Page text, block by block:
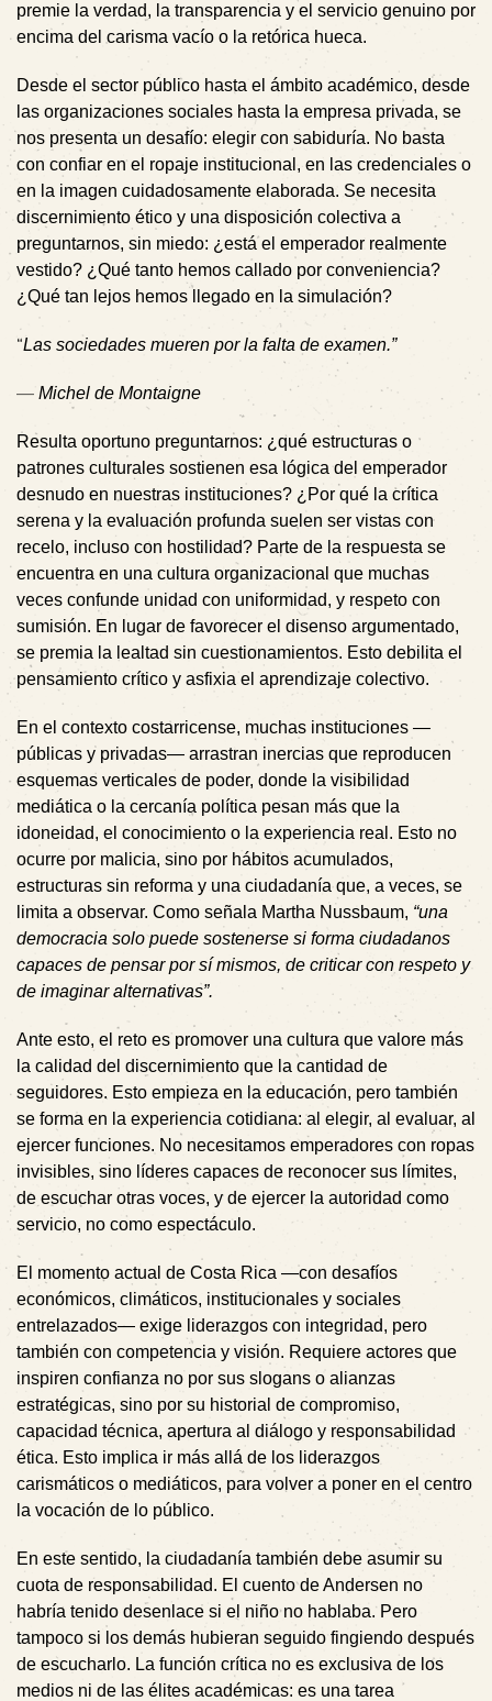
premie la verdad, la transparencia y el servicio genuino por
encima del carisma vacío o la retórica hueca.
Desde el sector público hasta el ámbito académico, desde
las organizaciones sociales hasta la empresa privada, se
nos presenta un desafío: elegir con sabiduría. No basta
con confiar en el ropaje institucional, en las credenciales o
en la imagen cuidadosamente elaborada. Se necesita
discernimiento ético y una disposición colectiva a
preguntarnos, sin miedo: ¿está el emperador realmente
vestido? ¿Qué tanto hemos callado por conveniencia?
¿Qué tan lejos hemos llegado en la simulación?
“Las sociedades mueren por la falta de examen.”
— Michel de Montaigne
Resulta oportuno preguntarnos: ¿qué estructuras o
patrones culturales sostienen esa lógica del emperador
desnudo en nuestras instituciones? ¿Por qué la crítica
serena y la evaluación profunda suelen ser vistas con
recelo, incluso con hostilidad? Parte de la respuesta se
encuentra en una cultura organizacional que muchas
veces confunde unidad con uniformidad, y respeto con
sumisión. En lugar de favorecer el disenso argumentado,
se premia la lealtad sin cuestionamientos. Esto debilita el
pensamiento crítico y asfixia el aprendizaje colectivo.
En el contexto costarricense, muchas instituciones —
públicas y privadas— arrastran inercias que reproducen
esquemas verticales de poder, donde la visibilidad
mediática o la cercanía política pesan más que la
idoneidad, el conocimiento o la experiencia real. Esto no
ocurre por malicia, sino por hábitos acumulados,
estructuras sin reforma y una ciudadanía que, a veces, se
limita a observar. Como señala Martha Nussbaum, “una
democracia solo puede sostenerse si forma ciudadanos
capaces de pensar por sí mismos, de criticar con respeto y
de imaginar alternativas”.
Ante esto, el reto es promover una cultura que valore más
la calidad del discernimiento que la cantidad de
seguidores. Esto empieza en la educación, pero también
se forma en la experiencia cotidiana: al elegir, al evaluar, al
ejercer funciones. No necesitamos emperadores con ropas
invisibles, sino líderes capaces de reconocer sus límites,
de escuchar otras voces, y de ejercer la autoridad como
servicio, no como espectáculo.
El momento actual de Costa Rica —con desafíos
económicos, climáticos, institucionales y sociales
entrelazados— exige liderazgos con integridad, pero
también con competencia y visión. Requiere actores que
inspiren confianza no por sus slogans o alianzas
estratégicas, sino por su historial de compromiso,
capacidad técnica, apertura al diálogo y responsabilidad
ética. Esto implica ir más allá de los liderazgos
carismáticos o mediáticos, para volver a poner en el centro
la vocación de lo público.
En este sentido, la ciudadanía también debe asumir su
cuota de responsabilidad. El cuento de Andersen no
habría tenido desenlace si el niño no hablaba. Pero
tampoco si los demás hubieran seguido fingiendo después
de escucharlo. La función crítica no es exclusiva de los
medios ni de las élites académicas: es una tarea